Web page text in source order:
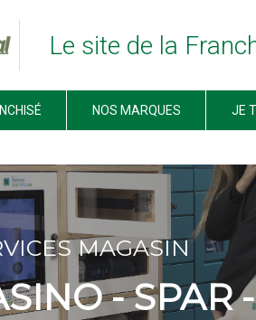
Le site de la
NOS MARQUES JE
- SPAR
MAGASIN